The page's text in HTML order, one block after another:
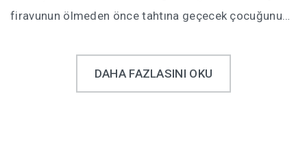
firavunun ölmeden önce tahtına geçecek çocuğunu…
DAHA FAZLASINI OKU